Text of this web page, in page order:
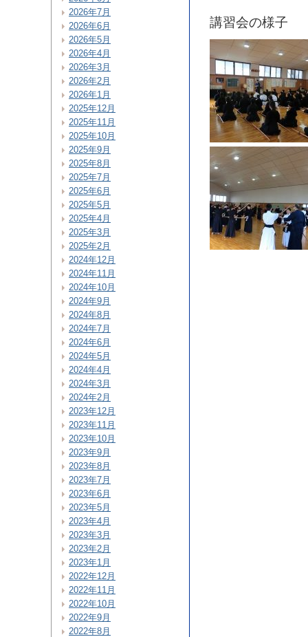
講習会の様子
2026年7月
2026年6月
2026年5月
2026年4月
2026年3月
2026年2月
2026年1月
2025年12月
2025年11月
2025年10月
2025年9月
2025年8月
2025年7月
2025年6月
2025年5月
2025年4月
2025年3月
2025年2月
2024年12月
2024年11月
2024年10月
2024年9月
2024年8月
2024年7月
2024年6月
2024年5月
2024年4月
2024年3月
2024年2月
2023年12月
2023年11月
2023年10月
2023年9月
2023年8月
2023年7月
2023年6月
2023年5月
2023年4月
2023年3月
2023年2月
2023年1月
2022年12月
2022年11月
2022年10月
2022年9月
2022年8月